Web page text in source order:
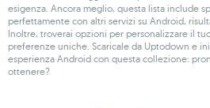
esigenza. Ancora meglio, questa lista include
perfettamente con altri servizi su Android,
Inoltre, troverai opzioni per personalizzare il
preferenze uniche. Scaricale da Uptodown e
esperienza Android con questa collezione:
ottenere?